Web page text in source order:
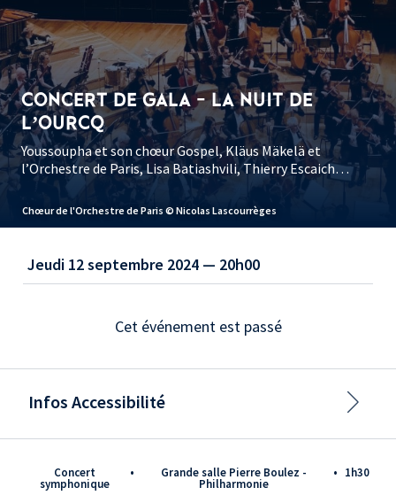
Chœur de l'Orchestre de Paris © Nicolas Lascourrèges
CONCERT DE GALA - LA NUIT DE
L’OURCQ
Youssoupha et son chœur Gospel, Kläus Mäkelä et
l’Orchestre de Paris, Lisa Batiashvili, Thierry Escaich…
Concert
symphonique
• Grande salle Pierre Boulez -
Philharmonie
• 1h30
Jeudi 12 septembre 2024 — 20h00
Cet événement est passé
Infos Accessibilité